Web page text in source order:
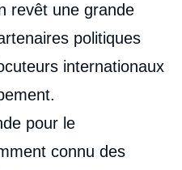
revêt une grande
politiques
internationaux
pour le
connu des